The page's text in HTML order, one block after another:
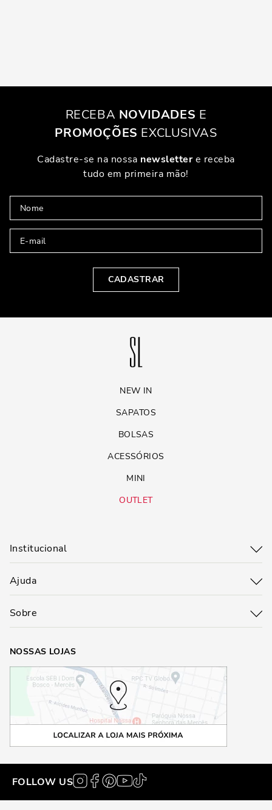
RECEBA NOVIDADES E
PROMOÇÕES EXCLUSIVAS
Cadastre-se na nossa newslettere receba
tudo em primeira mão!
CADASTRAR
NEW IN
SAPATOS
BOLSAS
ACESSÓRIOS
MINI
OUTLET
Institucional
Ajuda
Sobre
NOSSAS LOJAS
FOLLOW US